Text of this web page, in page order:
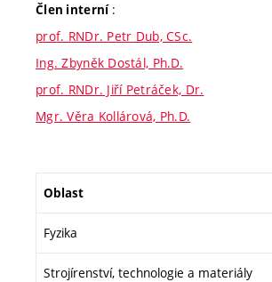
Člen interní :
prof. RNDr. Petr Dub, CSc.
Ing. Zbyněk Dostál, Ph.D.
prof. RNDr. Jiří Petráček, Dr.
Mgr. Věra Kollárová, Ph.D.
Oblast
Fyzika
Strojírenství, technologie a materiály